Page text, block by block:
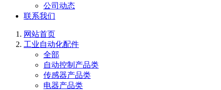
公司动态
联系我们
网站首页
工业自动化配件
全部
自动控制产品类
传感器产品类
电器产品类